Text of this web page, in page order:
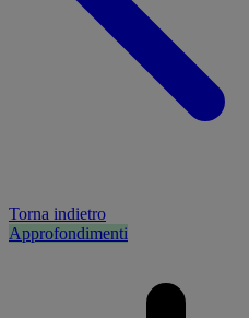
Torna indietro
Approfondimenti